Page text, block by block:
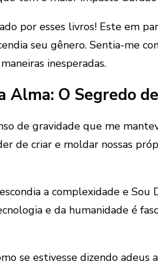
por esses livros! Este em
seu gênero. Sentia-me
inesperadas.
Alma: O Segredo
de gravidade que me
criar e moldar nossas
a complexidade e
e da humanidade é
se estivesse dizendo